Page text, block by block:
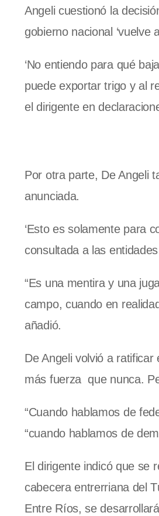
Angeli cuestionó la
gobierno nacional ‘vuelve
‘No entiendo para qué
puede exportar trigo y al
el dirigente en
Por otra parte, De Angeli
anunciada.
‘Esto es solamente para
consultada a las
“Es una mentira y una
campo, cuando en
añadió.
De Angeli volvió a
más fuerza que nunca.
“Cuando hablamos de
“cuando hablamos de
El dirigente indicó que se
cabecera entrerriana del
Entre Ríos, se